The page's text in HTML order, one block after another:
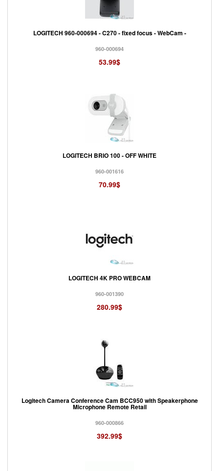
LOGITECH 960-000694 - C270 - fixed focus - WebCam -
960-000694
53.99$
LOGITECH BRIO 100 - OFF WHITE
960-001616
70.99$
LOGITECH 4K PRO WEBCAM
960-001390
280.99$
Logitech Camera Conference Cam BCC950 with Speakerphone
Microphone Remote Retail
960-000866
392.99$